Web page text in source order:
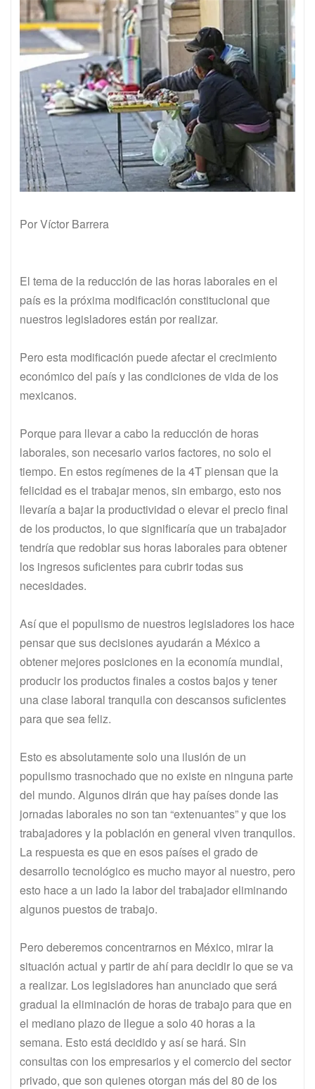
Por Víctor Barrera
El tema de la reducción de las horas laborales en el
país es la próxima modificación constitucional que
nuestros legisladores están por realizar.
Pero esta modificación puede afectar el crecimiento
económico del país y las condiciones de vida de los
mexicanos.
Porque para llevar a cabo la reducción de horas
laborales, son necesario varios factores, no solo el
tiempo. En estos regímenes de la 4T piensan que la
felicidad es el trabajar menos, sin embargo, esto nos
llevaría a bajar la productividad o elevar el precio final
de los productos, lo que significaría que un trabajador
tendría que redoblar sus horas laborales para obtener
los ingresos suficientes para cubrir todas sus
necesidades.
Así que el populismo de nuestros legisladores los hace
pensar que sus decisiones ayudarán a México a
obtener mejores posiciones en la economía mundial,
producir los productos finales a costos bajos y tener
una clase laboral tranquila con descansos suficientes
para que sea feliz.
Esto es absolutamente solo una ilusión de un
populismo trasnochado que no existe en ninguna parte
del mundo. Algunos dirán que hay países donde las
jornadas laborales no son tan “extenuantes” y que los
trabajadores y la población en general viven tranquilos.
La respuesta es que en esos países el grado de
desarrollo tecnológico es mucho mayor al nuestro, pero
esto hace a un lado la labor del trabajador eliminando
algunos puestos de trabajo.
Pero deberemos concentrarnos en México, mirar la
situación actual y partir de ahí para decidir lo que se va
a realizar. Los legisladores han anunciado que será
gradual la eliminación de horas de trabajo para que en
el mediano plazo de llegue a solo 40 horas a la
semana. Esto está decidido y así se hará. Sin
consultas con los empresarios y el comercio del sector
privado, que son quienes otorgan más del 80 de los